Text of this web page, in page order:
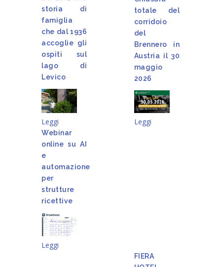
storia di
famiglia
che dal 1936
accoglie gli
ospiti sul
lago di
Levico
Leggi
totale del
corridoio
del
Brennero in
Austria il 30
maggio
2026
Leggi
Webinar
online su AI
e
automazione
per
strutture
ricettive
Leggi
FIERA